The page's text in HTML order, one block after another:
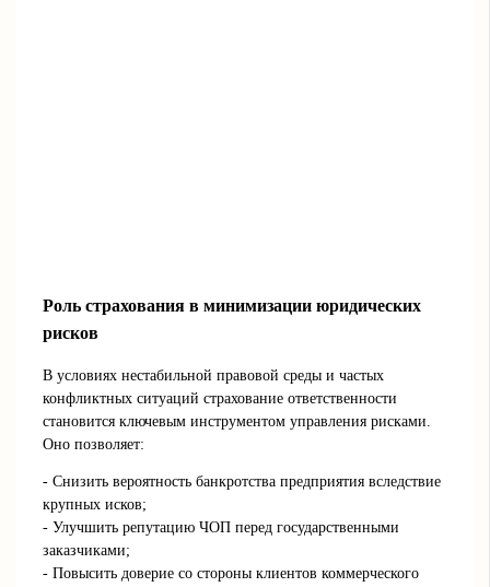
Роль страхования в минимизации юридических
рисков
В условиях нестабильной правовой среды и частых
конфликтных ситуаций страхование ответственности
становится ключевым инструментом управления рисками.
Оно позволяет:
- Снизить вероятность банкротства предприятия вследствие
крупных исков;
- Улучшить репутацию ЧОП перед государственными
заказчиками;
- Повысить доверие со стороны клиентов коммерческого